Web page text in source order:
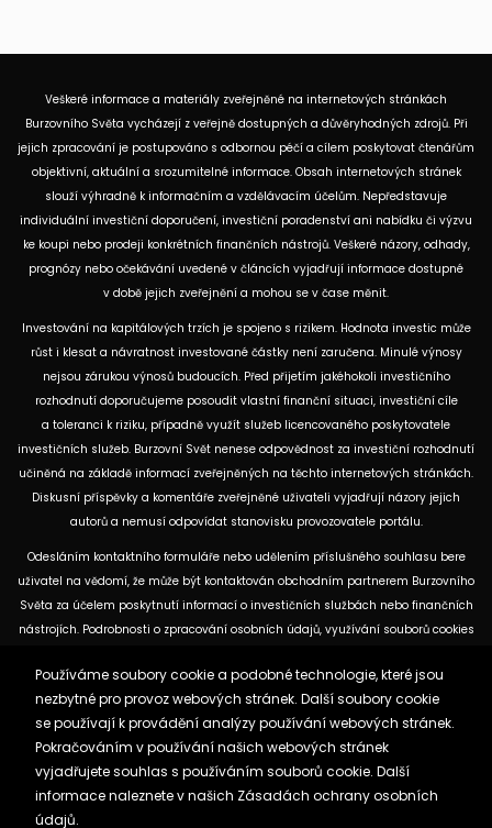
Veškeré informace a materiály zveřejněné na internetových stránkách
Burzovního Světa vycházejí z veřejně dostupných a důvěryhodných zdrojů. Při
jejich zpracování je postupováno s odbornou péčí a cílem poskytovat čtenářům
objektivní, aktuální a srozumitelné informace. Obsah internetových stránek
slouží výhradně k informačním a vzdělávacím účelům. Nepředstavuje
individuální investiční doporučení, investiční poradenství ani nabídku či výzvu
ke koupi nebo prodeji konkrétních finančních nástrojů. Veškeré názory, odhady,
prognózy nebo očekávání uvedené v článcích vyjadřují informace dostupné
v době jejich zveřejnění a mohou se v čase měnit.
Investování na kapitálových trzích je spojeno s rizikem. Hodnota investic může
růst i klesat a návratnost investované částky není zaručena. Minulé výnosy
nejsou zárukou výnosů budoucích. Před přijetím jakéhokoli investičního
rozhodnutí doporučujeme posoudit vlastní finanční situaci, investiční cíle
a toleranci k riziku, případně využít služeb licencovaného poskytovatele
investičních služeb. Burzovní Svět nenese odpovědnost za investiční rozhodnutí
učiněná na základě informací zveřejněných na těchto internetových stránkách.
Diskusní příspěvky a komentáře zveřejněné uživateli vyjadřují názory jejich
autorů a nemusí odpovídat stanovisku provozovatele portálu.
Odesláním kontaktního formuláře nebo udělením příslušného souhlasu bere
uživatel na vědomí, že může být kontaktován obchodním partnerem Burzovního
Světa za účelem poskytnutí informací o investičních službách nebo finančních
nástrojích. Podrobnosti o zpracování osobních údajů, využívání souborů cookies
dostupných na těchto internetových stránkách. U jednotlivých článků mohou
být uvedeny informace o použitých zdrojích, datu původní analýzy nebo datu,
ke kterému se vztahují uvedené tržní údaje.
Zásady ochrany osobních údajů a cookies
Reklama
Používáme soubory cookie a podobné technologie, které jsou
nezbytné pro provoz webových stránek. Další soubory cookie
se používají k provádění analýzy používání webových stránek.
Pokračováním v používání našich webových stránek
vyjadřujete souhlas s používáním souborů cookie. Další
informace naleznete v našich Zásadách ochrany osobních
údajů.